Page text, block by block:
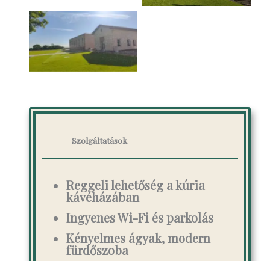
Szolgáltatások
Reggeli lehetőség a kúria
kávéházában
Ingyenes Wi-Fi és parkolás
Kényelmes ágyak, modern
fürdőszoba